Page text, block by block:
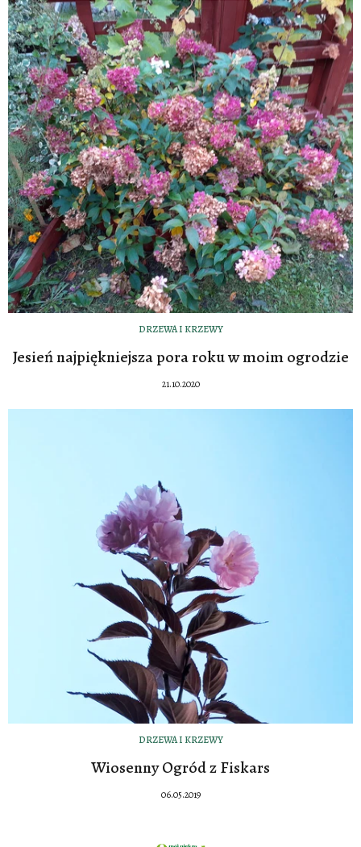
DRZEWA I KRZEWY
Jesień najpiękniejsza pora roku w moim ogrodzie
21.10.2020
DRZEWA I KRZEWY
Wiosenny Ogród z Fiskars
06.05.2019